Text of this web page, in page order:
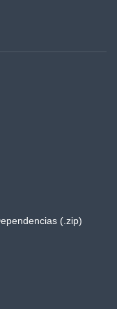
(.zip)